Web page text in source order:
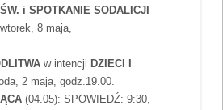
i SPOTKANIESODALICJI
8 maja,
w intencji DZIECI I
2 maja, godz.19.00.
(04.05): SPOWIEDŹ: 9:30,